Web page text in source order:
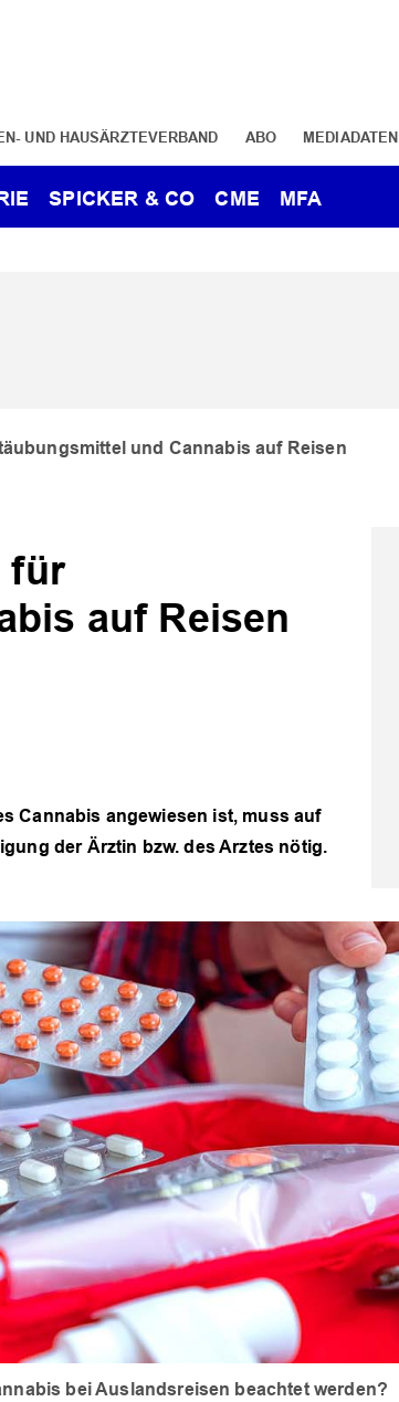
UND HAUSÄRZTEVERBAND ABO MEDIADATEN
SPICKER & CO CME MFA
und Cannabis auf Reisen
für
auf Reisen
Cannabis angewiesen ist, muss auf
der Ärztin bzw. des Arztes nötig.
bei Auslandsreisen beachtet werden?